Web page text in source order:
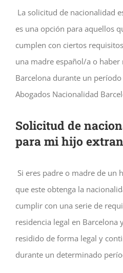
La solicitud de nacionalidad
es una opción para aquellos
cumplen con ciertos
una madre español/a o
Barcelona durante un
Abogados Nacionalidad
Solicitud de
para mi hijo
Si eres padre o madre de un
que este obtenga la
cumplir con una serie de
residencia legal en Barcelona
residido de forma legal y
durante un determinado